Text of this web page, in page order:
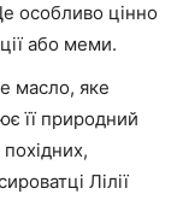
особливо цінно
або меми.
масло, яке
її природний
Лілії